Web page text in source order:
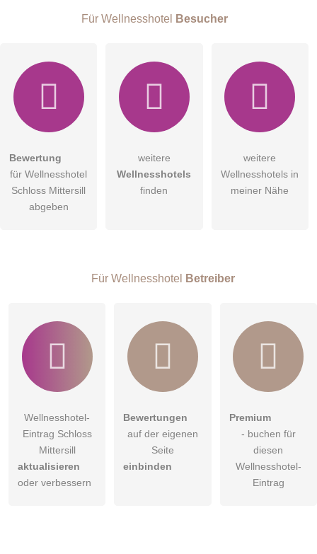
E-Mail-Adresse (wird nicht veröffentlicht)
Hiermit akzeptiere ich dieAGB
DieDatenschutzerklärung habe ich zur Kenntnis genommen.
Besucher sichtbar
Für Wellnesshotel Besucher
Bewertung
für Wellnesshotel
Schloss Mittersill
abgeben
weitere
Wellnesshotels
finden
weitere
Wellnesshotels in
meiner Nähe
Für Wellnesshotel Betreiber
Wellnesshotel-
Eintrag Schloss
Mittersill
aktualisieren
oder verbessern
Bewertungen
auf der eigenen
Seite
einbinden
Premium
- buchen für
diesen
Wellnesshotel-
Eintrag